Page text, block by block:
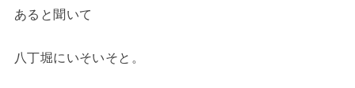
あると聞いて
八丁堀にいそいそと。